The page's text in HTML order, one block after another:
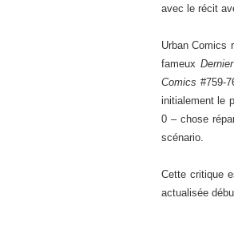
avec le récit
Urban Comics
fameux
Comics #759-
initialement le
0 – chose
scénario.
Cette critique
actualisée